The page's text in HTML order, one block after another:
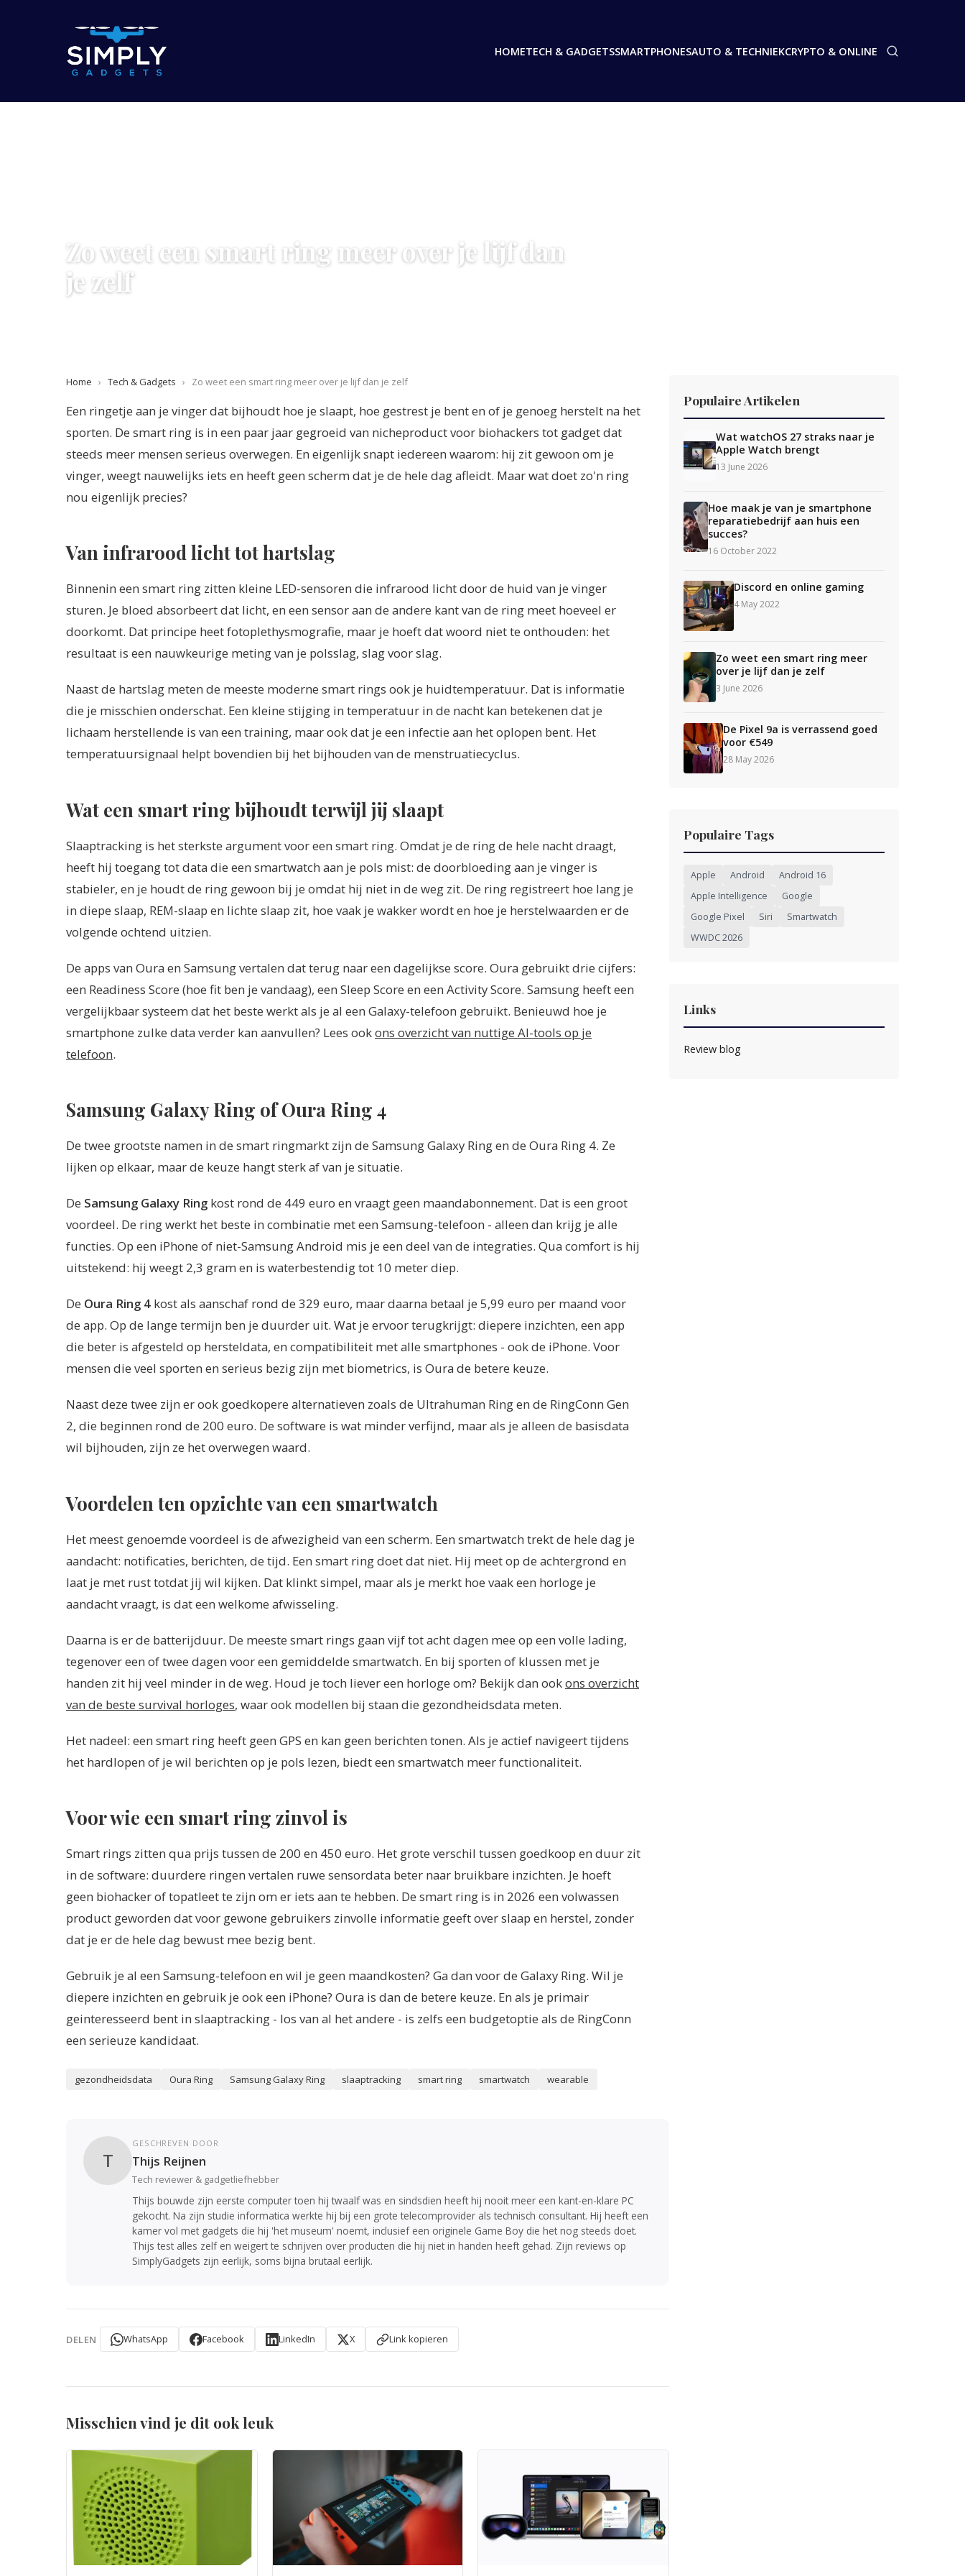
HOMETECH & GADGETSSMARTPHONESAUTO & TECHNIEKCRYPTO & ONLINE
Zo weet een smart ring meer over je lijf dan
je zelf
Home › Tech & Gadgets › Zo weet een smart ring meer over je lijf dan je zelf
Een ringetje aan je vinger dat bijhoudt hoe je slaapt, hoe gestrest je bent en of je genoeg herstelt na het
sporten. De smart ring is in een paar jaar gegroeid van nicheproduct voor biohackers tot gadget dat
steeds meer mensen serieus overwegen. En eigenlijk snapt iedereen waarom: hij zit gewoon om je
vinger, weegt nauwelijks iets en heeft geen scherm dat je de hele dag afleidt. Maar wat doet zo'n ring
nou eigenlijk precies?
Van infrarood licht tot hartslag
Binnenin een smart ring zitten kleine LED-sensoren die infrarood licht door de huid van je vinger
sturen. Je bloed absorbeert dat licht, en een sensor aan de andere kant van de ring meet hoeveel er
doorkomt. Dat principe heet fotoplethysmografie, maar je hoeft dat woord niet te onthouden: het
resultaat is een nauwkeurige meting van je polsslag, slag voor slag.
Naast de hartslag meten de meeste moderne smart rings ook je huidtemperatuur. Dat is informatie
die je misschien onderschat. Een kleine stijging in temperatuur in de nacht kan betekenen dat je
lichaam herstellende is van een training, maar ook dat je een infectie aan het oplopen bent. Het
temperatuursignaal helpt bovendien bij het bijhouden van de menstruatiecyclus.
Wat een smart ring bijhoudt terwijl jij slaapt
Slaaptracking is het sterkste argument voor een smart ring. Omdat je de ring de hele nacht draagt,
heeft hij toegang tot data die een smartwatch aan je pols mist: de doorbloeding aan je vinger is
stabieler, en je houdt de ring gewoon bij je omdat hij niet in de weg zit. De ring registreert hoe lang je
in diepe slaap, REM-slaap en lichte slaap zit, hoe vaak je wakker wordt en hoe je herstelwaarden er de
volgende ochtend uitzien.
De apps van Oura en Samsung vertalen dat terug naar een dagelijkse score. Oura gebruikt drie cijfers:
een Readiness Score (hoe fit ben je vandaag), een Sleep Score en een Activity Score. Samsung heeft een
vergelijkbaar systeem dat het beste werkt als je al een Galaxy-telefoon gebruikt. Benieuwd hoe je
smartphone zulke data verder kan aanvullen? Lees ookons overzicht van nuttige AI-tools op je
telefoon.
Samsung Galaxy Ring of Oura Ring 4
De twee grootste namen in de smart ringmarkt zijn de Samsung Galaxy Ring en de Oura Ring 4. Ze
lijken op elkaar, maar de keuze hangt sterk af van je situatie.
De Samsung Galaxy Ring kost rond de 449 euro en vraagt geen maandabonnement. Dat is een groot
voordeel. De ring werkt het beste in combinatie met een Samsung-telefoon - alleen dan krijg je alle
functies. Op een iPhone of niet-Samsung Android mis je een deel van de integraties. Qua comfort is hij
uitstekend: hij weegt 2,3 gram en is waterbestendig tot 10 meter diep.
De Oura Ring 4 kost als aanschaf rond de 329 euro, maar daarna betaal je 5,99 euro per maand voor
de app. Op de lange termijn ben je duurder uit. Wat je ervoor terugkrijgt: diepere inzichten, een app
die beter is afgesteld op hersteldata, en compatibiliteit met alle smartphones - ook de iPhone. Voor
mensen die veel sporten en serieus bezig zijn met biometrics, is Oura de betere keuze.
Naast deze twee zijn er ook goedkopere alternatieven zoals de Ultrahuman Ring en de RingConn Gen
2, die beginnen rond de 200 euro. De software is wat minder verfijnd, maar als je alleen de basisdata
wil bijhouden, zijn ze het overwegen waard.
Voordelen ten opzichte van een smartwatch
Het meest genoemde voordeel is de afwezigheid van een scherm. Een smartwatch trekt de hele dag je
aandacht: notificaties, berichten, de tijd. Een smart ring doet dat niet. Hij meet op de achtergrond en
laat je met rust totdat jij wil kijken. Dat klinkt simpel, maar als je merkt hoe vaak een horloge je
aandacht vraagt, is dat een welkome afwisseling.
Daarna is er de batterijduur. De meeste smart rings gaan vijf tot acht dagen mee op een volle lading,
tegenover een of twee dagen voor een gemiddelde smartwatch. En bij sporten of klussen met je
handen zit hij veel minder in de weg. Houd je toch liever een horloge om? Bekijk dan ookons overzicht
van de beste survival horloges, waar ook modellen bij staan die gezondheidsdata meten.
Het nadeel: een smart ring heeft geen GPS en kan geen berichten tonen. Als je actief navigeert tijdens
het hardlopen of je wil berichten op je pols lezen, biedt een smartwatch meer functionaliteit.
Voor wie een smart ring zinvol is
Smart rings zitten qua prijs tussen de 200 en 450 euro. Het grote verschil tussen goedkoop en duur zit
in de software: duurdere ringen vertalen ruwe sensordata beter naar bruikbare inzichten. Je hoeft
geen biohacker of topatleet te zijn om er iets aan te hebben. De smart ring is in 2026 een volwassen
product geworden dat voor gewone gebruikers zinvolle informatie geeft over slaap en herstel, zonder
dat je er de hele dag bewust mee bezig bent.
Gebruik je al een Samsung-telefoon en wil je geen maandkosten? Ga dan voor de Galaxy Ring. Wil je
diepere inzichten en gebruik je ook een iPhone? Oura is dan de betere keuze. En als je primair
geinteresseerd bent in slaaptracking - los van al het andere - is zelfs een budgetoptie als de RingConn
een serieuze kandidaat.
gezondheidsdata Oura Ring Samsung Galaxy Ring slaaptracking smart ring smartwatch wearable
T
GESCHREVEN DOOR
Thijs Reijnen
Tech reviewer & gadgetliefhebber
Thijs bouwde zijn eerste computer toen hij twaalf was en sindsdien heeft hij nooit meer een kant-en-klare PC
gekocht. Na zijn studie informatica werkte hij bij een grote telecomprovider als technisch consultant. Hij heeft een
kamer vol met gadgets die hij 'het museum' noemt, inclusief een originele Game Boy die het nog steeds doet.
Thijs test alles zelf en weigert te schrijven over producten die hij niet in handen heeft gehad. Zijn reviews op
SimplyGadgets zijn eerlijk, soms bijna brutaal eerlijk.
DELEN WhatsApp Facebook LinkedIn X Link kopieren
Misschien vind je dit ook leuk
Populaire Artikelen
Wat watchOS 27 straks naar je
Apple Watch brengt
13 June 2026
Hoe maak je van je smartphone
reparatiebedrijf aan huis een
succes?
16 October 2022
Discord en online gaming
4 May 2022
Zo weet een smart ring meer
over je lijf dan je zelf
3 June 2026
De Pixel 9a is verrassend goed
voor €549
28 May 2026
Populaire Tags
Apple Android
Android 16
Apple Intelligence
Google
Google Pixel
Siri
Smartwatch
WWDC 2026
Links
Review blog